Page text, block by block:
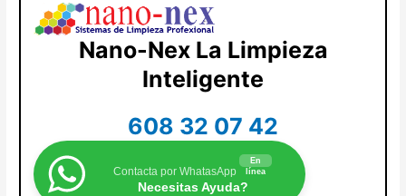
Nano-Nex La Limpieza
Inteligente
608 32 07 42
Contacta por WhatasApp
En
línea
Necesitas Ayuda?